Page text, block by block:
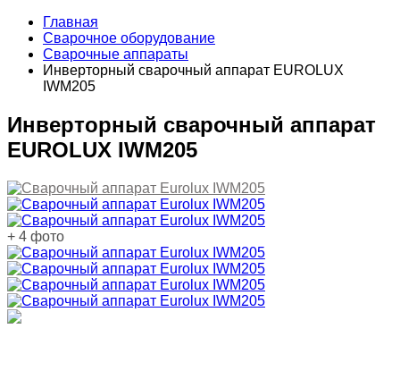
Главная
Сварочное оборудование
Сварочные аппараты
Инверторный сварочный аппарат EUROLUX
IWM205
Инверторный сварочный аппарат
EUROLUX IWM205
+ 4 фото